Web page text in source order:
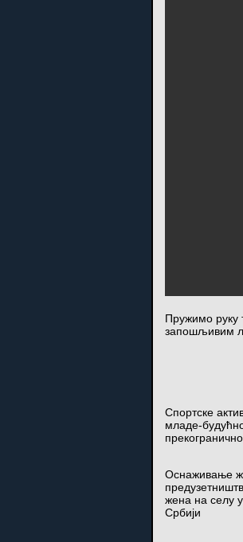
Пружимо руку
запошљивим
Спортске
младе-
Оснаживање
жена на селу у
Србији